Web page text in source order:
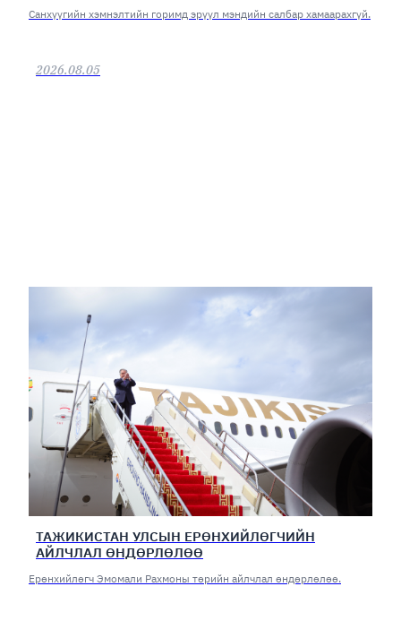
Санхүүгийн хэмнэлтийн горимд эрүүл мэндийн салбар хамаарахгүй.
2026.08.05
ТАЖИКИСТАН УЛСЫН ЕРӨНХИЙЛӨГЧИЙН
АЙЛЧЛАЛ ӨНДӨРЛӨЛӨӨ
Ерөнхийлөгч Эмомали Рахмоны төрийн айлчлал өндөрлөлөө.